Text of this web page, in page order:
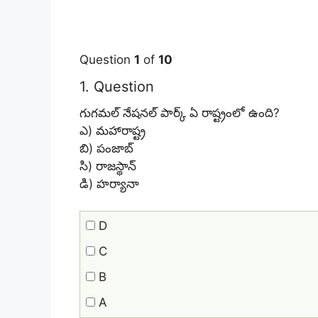
Question 1 of 10
1. Question
గుగమల్ నేషనల్ పార్క్ ఏ రాష్ట్రంలో ఉంది?
ఎ) మహారాష్ట్ర
బి) పంజాబ్
సి) రాజస్థాన్
డి) హర్యానా
D
C
B
A